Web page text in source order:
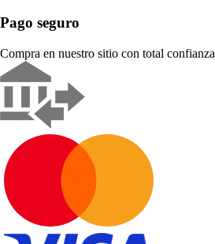
Pago seguro
Compra en nuestro sitio con total confianza